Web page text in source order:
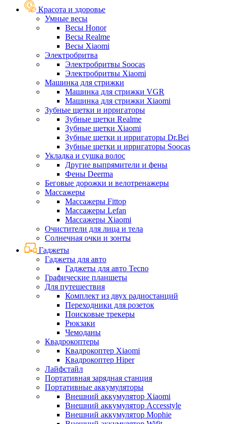
Красота и здоровье
Умные весы
Весы Honor
Весы Realme
Весы Xiaomi
Электробритва
Электробритвы Soocas
Электробритвы Xiaomi
Машинка для стрижки
Машинка для стрижки VGR
Машинка для стрижки Xiaomi
Зубные щетки и ирригаторы
Зубные щетки Realme
Зубные щетки Xiaomi
Зубные щетки и ирригаторы Dr.Bei
Зубные щетки и ирригаторы Soocas
Укладка и сушка волос
Другие выпрямители и фены
Фены Deerma
Беговые дорожки и велотренажеры
Массажеры
Массажеры Fittop
Массажеры Lefan
Массажеры Xiaomi
Очистители для лица и тела
Солнечная очки и зонты
Гаджеты
Гаджеты для авто
Гаджеты для авто Tecno
Графические планшеты
Для путешествия
Комплект из двух радиостанций
Переходники для розеток
Поисковые трекеры
Рюкзаки
Чемоданы
Квадрокоптеры
Квадрокоптер Xiaomi
Квадрокоптер Hiper
Лайфстайл
Портативная зарядная станция
Портативные аккумуляторы
Внешний аккумулятор Xiaomi
Внешний аккумулятор Accesstyle
Внешний аккумулятор Mophie